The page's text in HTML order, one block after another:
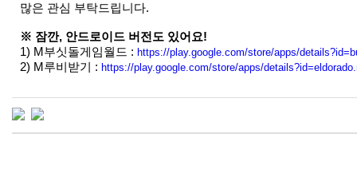
많은 관심 부탁드립니다.
※ 잠깐, 안드로이드 버전도 있어요!
1) M부싯돌게임월드 : https://play.google.com/store/apps/
2) M루비받기 : https://play.google.com/store/apps/